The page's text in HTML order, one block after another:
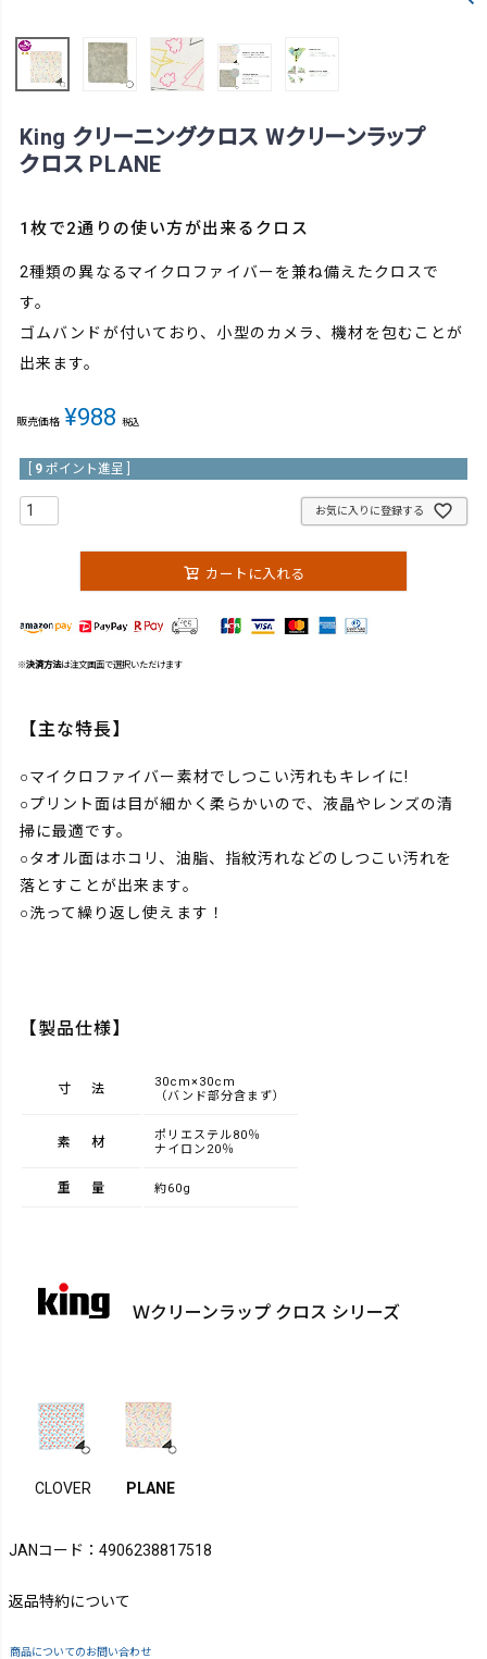
King クリーニングクロス Wクリーンラップ
クロス PLANE
1枚で2通りの使い方が出来るクロス
2種類の異なるマイクロファイバーを兼ね備えたクロスで
す。
ゴムバンドが付いており、小型のカメラ、機材を包むことが
出来ます。
販売価格 ¥988 税込
9 ポイント進呈 ]
お気に入りに登録する
カートに入れる
※決済方法は注文画面で選択いただけます
【主な特長】
○マイクロファイバー素材でしつこい汚れもキレイに!
○プリント面は目が細かく柔らかいので、液晶やレンズの清
掃に最適です。
○タオル面はホコリ、油脂、指紋汚れなどのしつこい汚れを
落とすことが出来ます。
○洗って繰り返し使えます！
【製品仕様】
寸法
30cm×30cm
（バンド部分含まず）
素材
ポリエステル80％
ナイロン20％
重量 約60g
Ｗクリーンラップ クロス シリーズ
CLOVER PLANE
JANコード：4906238817518
返品特約について
商品についてのお問い合わせ